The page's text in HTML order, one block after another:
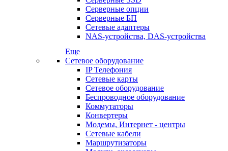
Серверные опции
Серверные БП
Сетевые адаптеры
NAS-устройства, DAS-устройства
Еще
Сетевое оборудование
IP Телефония
Сетевые карты
Сетевое оборудование
Беспроводное оборудование
Коммутаторы
Конвертеры
Модемы, Интернет - центры
Сетевые кабели
Маршрутизаторы